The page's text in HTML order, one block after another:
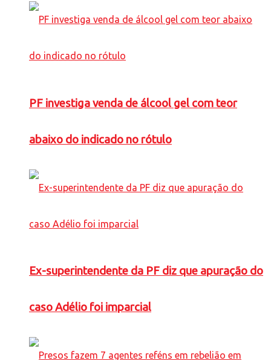
PF investiga venda de álcool gel com teor
abaixo do indicado no rótulo
Ex-superintendente da PF diz que apuração do
caso Adélio foi imparcial